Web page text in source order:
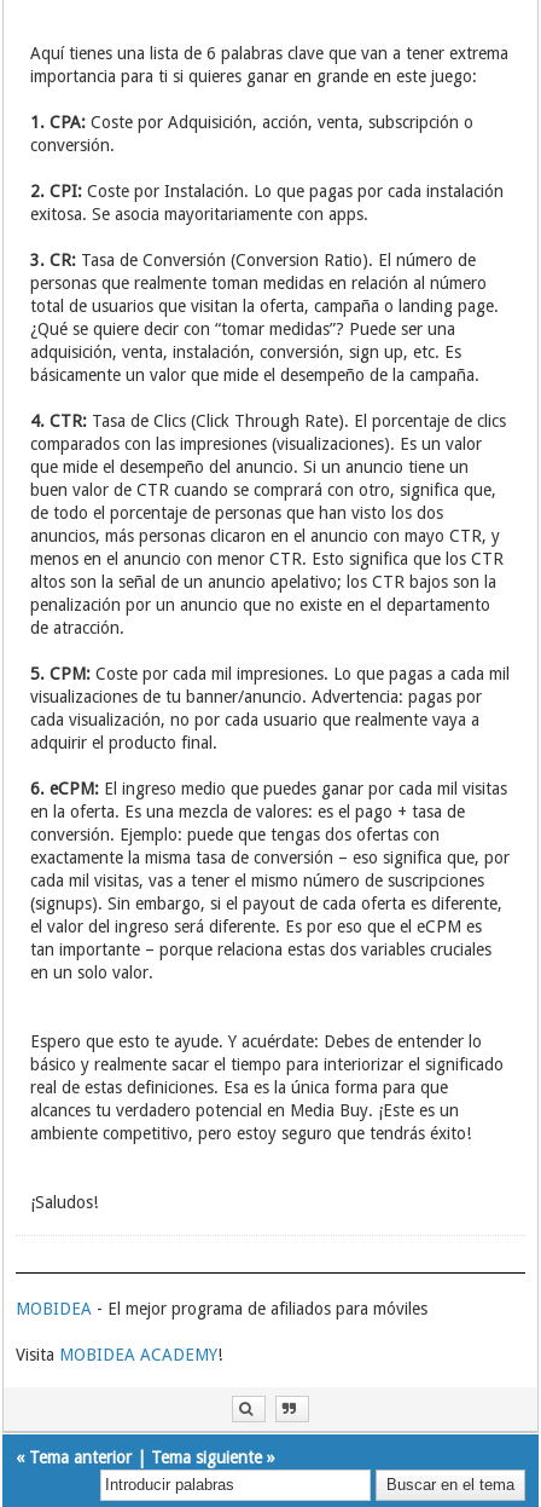
Aquí tienes una lista de 6 palabras clave que van a tener extrema
importancia para ti si quieres ganar en grande en este juego:
1. CPA: Coste por Adquisición, acción, venta, subscripción o
conversión.
2. CPI: Coste por Instalación. Lo que pagas por cada instalación
exitosa. Se asocia mayoritariamente con apps.
3. CR: Tasa de Conversión (Conversion Ratio). El número de
personas que realmente toman medidas en relación al número
total de usuarios que visitan la oferta, campaña o landing page.
¿Qué se quiere decir con “tomar medidas”? Puede ser una
adquisición, venta, instalación, conversión, sign up, etc. Es
básicamente un valor que mide el desempeño de la campaña.
4. CTR: Tasa de Clics (Click Through Rate). El porcentaje de clics
comparados con las impresiones (visualizaciones). Es un valor
que mide el desempeño del anuncio. Si un anuncio tiene un
buen valor de CTR cuando se comprará con otro, significa que,
de todo el porcentaje de personas que han visto los dos
anuncios, más personas clicaron en el anuncio con mayo CTR, y
menos en el anuncio con menor CTR. Esto significa que los CTR
altos son la señal de un anuncio apelativo; los CTR bajos son la
penalización por un anuncio que no existe en el departamento
de atracción.
5. CPM: Coste por cada mil impresiones. Lo que pagas a cada mil
visualizaciones de tu banner/anuncio. Advertencia: pagas por
cada visualización, no por cada usuario que realmente vaya a
adquirir el producto final.
6. eCPM: El ingreso medio que puedes ganar por cada mil visitas
en la oferta. Es una mezcla de valores: es el pago + tasa de
conversión. Ejemplo: puede que tengas dos ofertas con
exactamente la misma tasa de conversión – eso significa que, por
cada mil visitas, vas a tener el mismo número de suscripciones
(signups). Sin embargo, si el payout de cada oferta es diferente,
el valor del ingreso será diferente. Es por eso que el eCPM es
tan importante – porque relaciona estas dos variables cruciales
en un solo valor.
Espero que esto te ayude. Y acuérdate: Debes de entender lo
básico y realmente sacar el tiempo para interiorizar el significado
real de estas definiciones. Esa es la única forma para que
alcances tu verdadero potencial en Media Buy. ¡Este es un
ambiente competitivo, pero estoy seguro que tendrás éxito!
¡Saludos!
MOBIDEA - El mejor programa de afiliados para móviles
Visita MOBIDEA ACADEMY!
« Tema anterior| Tema siguiente»